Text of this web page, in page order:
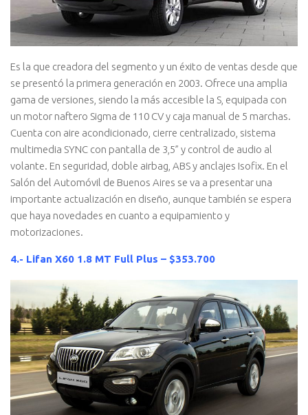
Es la que creadora del segmento y un éxito de ventas desde que
se presentó la primera generación en 2003. Ofrece una amplia
gama de versiones, siendo la más accesible la S, equipada con
un motor naftero Sigma de 110 CV y caja manual de 5 marchas.
Cuenta con aire acondicionado, cierre centralizado, sistema
multimedia SYNC con pantalla de 3,5” y control de audio al
volante. En seguridad, doble airbag, ABS y anclajes Isofix. En el
Salón del Automóvil de Buenos Aires se va a presentar una
importante actualización en diseño, aunque también se espera
que haya novedades en cuanto a equipamiento y
motorizaciones.
4.- Lifan X60 1.8 MT Full Plus – $353.700